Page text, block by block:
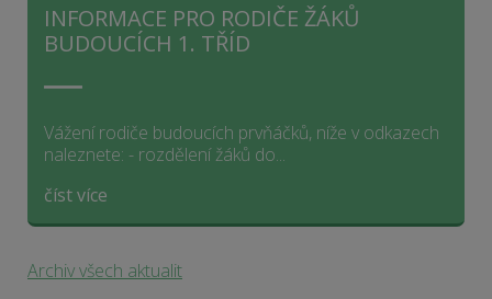
INFORMACE PRO RODIČE ŽÁKŮ
BUDOUCÍCH 1. TŘÍD
Vážení rodiče budoucích prvňáčků, níže v odkazech
naleznete: - rozdělení žáků do...
číst více
Archiv všech aktualit